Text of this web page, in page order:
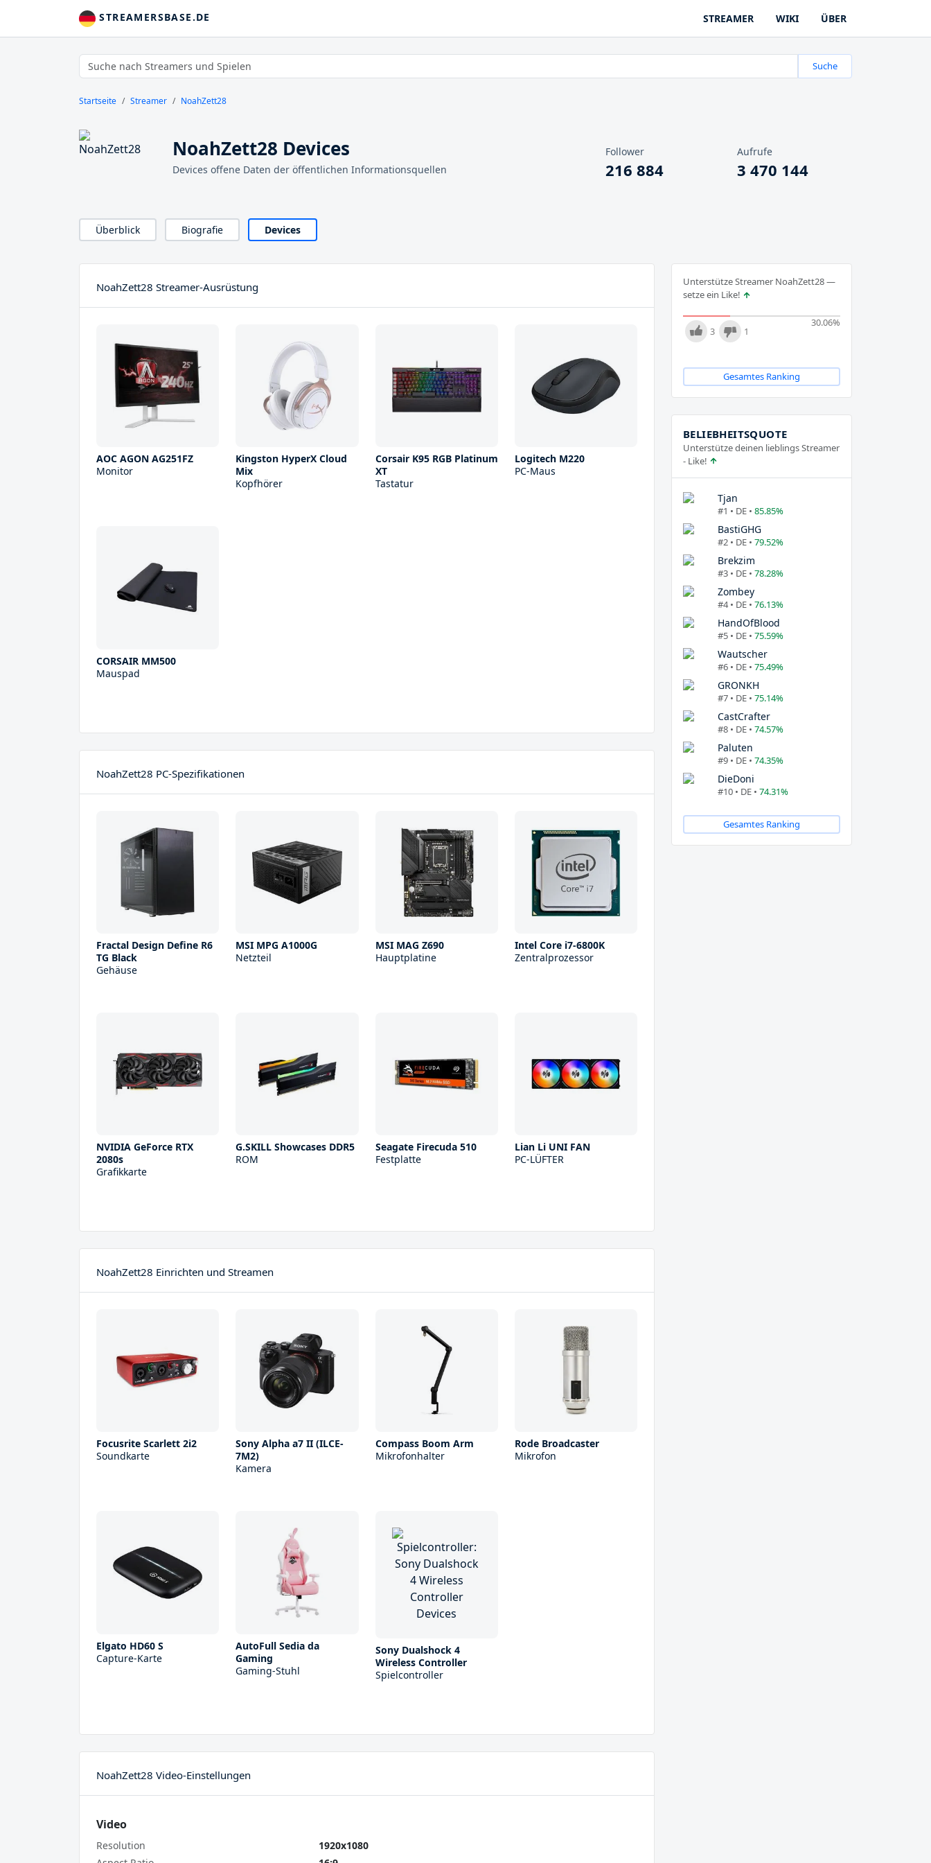
STREAMERSBASE.DE STREAMER WIKI ÜBER
Suche
Startseite Streamer NoahZett28
NoahZett28 Devices
Devices offene Daten der öffentlichen Informationsquellen
Follower
216 884
Aufrufe
3 470 144
Überblick Biografie Devices
NoahZett28 Streamer-Ausrüstung
AOC AGON AG251FZ
Monitor
Kingston HyperX Cloud
Mix
Kopfhörer
Corsair K95 RGB Platinum
XT
Tastatur
Logitech M220
PC-Maus
CORSAIR MM500
Mauspad
NoahZett28 PC-Spezifikationen
Fractal Design Define R6
TG Black
Gehäuse
MSI MPG A1000G
Netzteil
MSI MAG Z690
Hauptplatine
Intel Core i7-6800K
Zentralprozessor
NVIDIA GeForce RTX
2080s
Grafikkarte
G.SKILL Showcases DDR5
ROM
Seagate Firecuda 510
Festplatte
Lian Li UNI FAN
PC-LÜFTER
NoahZett28 Einrichten und Streamen
Focusrite Scarlett 2i2
Soundkarte
Sony Alpha a7 II (ILCE-
7M2)
Kamera
Compass Boom Arm
Mikrofonhalter
Rode Broadcaster
Mikrofon
Elgato HD60 S
Capture-Karte
AutoFull Sedia da
Gaming
Gaming-Stuhl
Sony Dualshock 4
Wireless Controller
Spielcontroller
NoahZett28 Video-Einstellungen
Video
Resolution
1920x1080
Unterstütze Streamer NoahZett28 —
setze ein Like!
30.06%
3 1
Gesamtes Ranking
BELIEBHEITSQUOTE
Unterstütze deinen lieblings Streamer
- Like!
Tjan
#1 • DE • 85.85%
BastiGHG
#2 • DE • 79.52%
Brekzim
#3 • DE • 78.28%
Zombey
#4 • DE • 76.13%
HandOfBlood
#5 • DE • 75.59%
Wautscher
#6 • DE • 75.49%
GRONKH
#7 • DE • 75.14%
CastCrafter
#8 • DE • 74.57%
Paluten
#9 • DE • 74.35%
DieDoni
#10 • DE • 74.31%
Gesamtes Ranking